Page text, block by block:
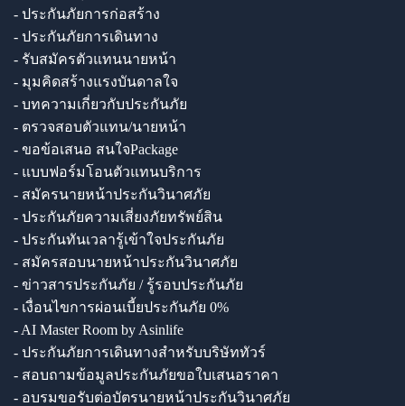
- ประกันภัยการก่อสร้าง
- ประกันภัยการเดินทาง
- รับสมัครตัวแทนนายหน้า
- มุมคิดสร้างแรงบันดาลใจ
- บทความเกี่ยวกับประกันภัย
- ตรวจสอบตัวแทน/นายหน้า
- ขอข้อเสนอ สนใจPackage
- แบบฟอร์มโอนตัวแทนบริการ
- สมัครนายหน้าประกันวินาศภัย
- ประกันภัยความเสี่ยงภัยทรัพย์สิน
- ประกันทันเวลารู้เข้าใจประกันภัย
- สมัครสอบนายหน้าประกันวินาศภัย
- ข่าวสารประกันภัย / รู้รอบประกันภัย
- เงื่อนไขการผ่อนเบี้ยประกันภัย 0%
- AI Master Room by Asinlife
- ประกันภัยการเดินทางสำหรับบริษัททัวร์
- สอบถามข้อมูลประกันภัยขอใบเสนอราคา
- อบรมขอรับต่อบัตรนายหน้าประกันวินาศภัย